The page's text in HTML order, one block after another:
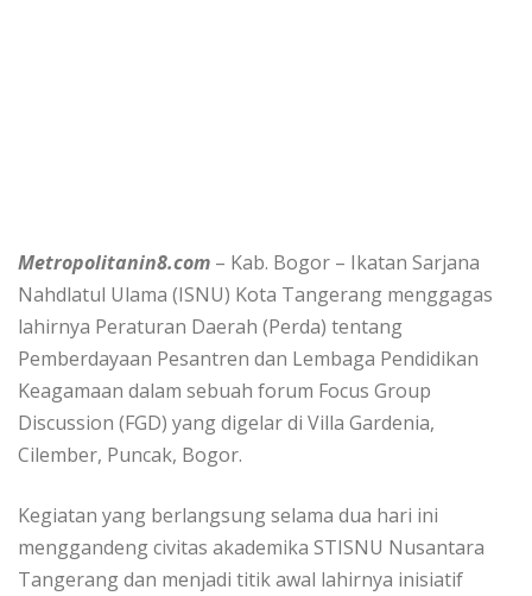
Metropolitanin8.com – Kab. Bogor – Ikatan Sarjana
Nahdlatul Ulama (ISNU) Kota Tangerang menggagas
lahirnya Peraturan Daerah (Perda) tentang
Pemberdayaan Pesantren dan Lembaga Pendidikan
Keagamaan dalam sebuah forum Focus Group
Discussion (FGD) yang digelar di Villa Gardenia,
Cilember, Puncak, Bogor.
Kegiatan yang berlangsung selama dua hari ini
menggandeng civitas akademika STISNU Nusantara
Tangerang dan menjadi titik awal lahirnya inisiatif